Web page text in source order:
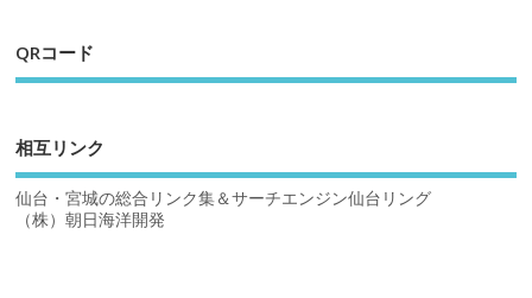
QRコード
相互リンク
仙台・宮城の総合リンク集＆サーチエンジン仙台リング
（株）朝日海洋開発